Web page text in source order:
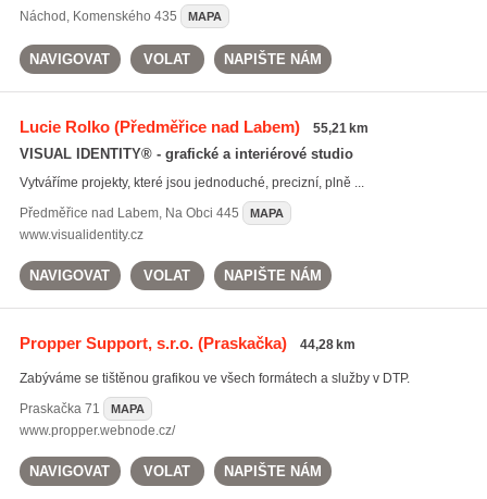
Náchod , Komenského 435 MAPA
NAVIGOVAT VOLAT NAPIŠTE NÁM
Lucie Rolko(Předměřice nad Labem) 55,21 km
VISUAL IDENTITY® - grafické a interiérové studio
Vytváříme projekty, které jsou jednoduché, precizní, plně ...
Předměřice nad Labem, Na Obci 445 MAPA
www.visualidentity.cz
NAVIGOVAT VOLAT NAPIŠTE NÁM
Propper Support, s.r.o.(Praskačka) 44,28 km
Zabýváme se tištěnou grafikou ve všech formátech a služby v DTP.
Praskačka71 MAPA
www.propper.webnode.cz/
NAVIGOVAT VOLAT NAPIŠTE NÁM